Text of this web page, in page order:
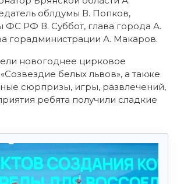
облдумы В. Попков,
ФС РФ В. Суббот, глава города А.
горадминистрации А. Макаров.
новогоднее цирковое
белых львов», а также
сюрпризы, игры, развлечений,
ребята получили сладкие